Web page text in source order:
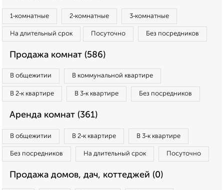
1‑комнатные 2‑комнатные 3‑комнатные
На длительный срок Посуточно Без посредников
Продажа комнат (586)
В общежитии В коммунальной квартире
В 2‑к квартире В 3‑к квартире Без посредников
Аренда комнат (361)
В общежитии В 2‑к квартире В 3‑к квартире
Без посредников На длительный срок Посуточно
Продажа домов, дач, коттеджей (0)